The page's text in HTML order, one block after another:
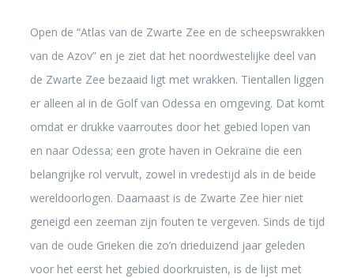
Open de “Atlas van de Zwarte Zee en de scheepswrakken
van de Azov” en je ziet dat het noordwestelijke deel van
de Zwarte Zee bezaaid ligt met wrakken. Tientallen liggen
er alleen al in de Golf van Odessa en omgeving. Dat komt
omdat er drukke vaarroutes door het gebied lopen van
en naar Odessa; een grote haven in Oekraïne die een
belangrijke rol vervult, zowel in vredestijd als in de beide
wereldoorlogen. Daarnaast is de Zwarte Zee hier niet
geneigd een zeeman zijn fouten te vergeven. Sinds de tijd
van de oude Grieken die zo’n drieduizend jaar geleden
voor het eerst het gebied doorkruisten, is de lijst met